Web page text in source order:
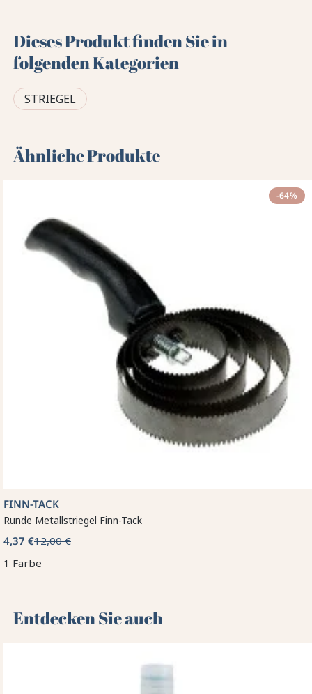
Dieses Produkt finden Sie in
folgenden Kategorien
STRIEGEL
Ähnliche Produkte
-64%
FINN-TACK
Runde Metallstriegel Finn-Tack
4,37 €12,00 €
1 Farbe
Entdecken Sie auch 🌻